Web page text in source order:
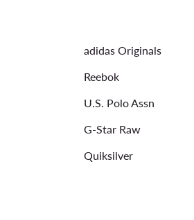
Timberland batai vyramsadidas Originals
Reebok
U.S. Polo Assn
G-Star Raw
Quiksilver